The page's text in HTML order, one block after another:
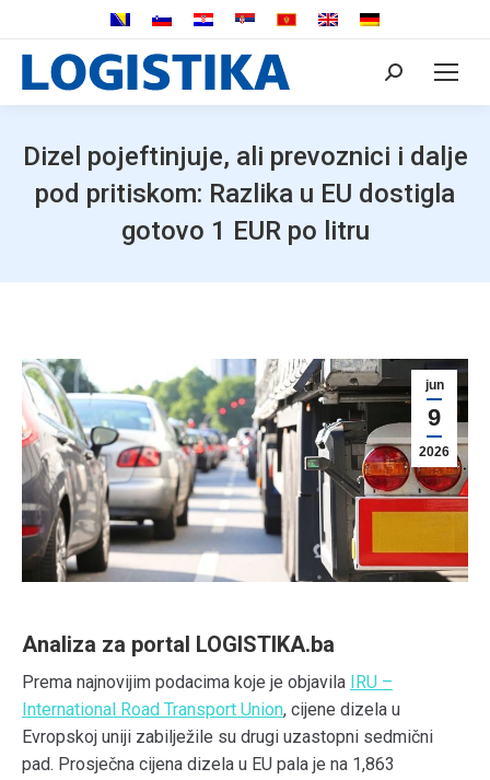
Search:
Dizel pojeftinjuje, ali prevoznici i dalje
pod pritiskom: Razlika u EU dostigla
gotovo 1 EUR po litru
jun
9
2026
Analiza za portal LOGISTIKA.ba
Prema najnovijim podacima koje je objavila IRU –
International Road Transport Union, cijene dizela u
Evropskoj uniji zabilježile su drugi uzastopni sedmični
pad. Prosječna cijena dizela u EU pala je na 1,863